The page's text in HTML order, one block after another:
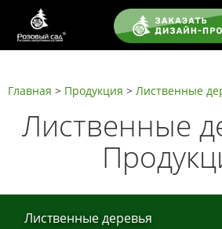
Главная > Продукция > Листвeнныe
Листвeнныe
Листвeнныe дeрeвья